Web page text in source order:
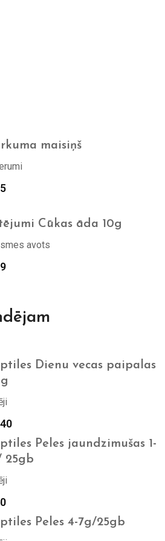
maisiņš
Cūkas āda 10g
avots
Dienu vecas paipalas
Peles jaundzimušas 1-
25gb
Peles 4-7g/25gb